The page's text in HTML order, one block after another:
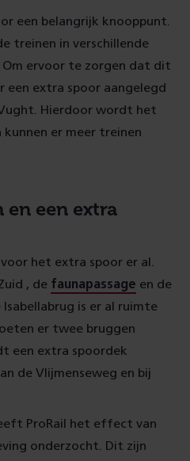
een belangrijk knooppunt.
treinen in verschillende
Om ervoor te zorgen dat dit
extra spoor aangelegd
Hierdoor wordt het
er meer treinen
en een extra
het extra spoor er al.
, de faunapassage en de
is er al ruimte
er twee bruggen
een extra spoordek
de Vlijmenseweg en bij
ProRail het effect van
onderzocht. Dit zijn